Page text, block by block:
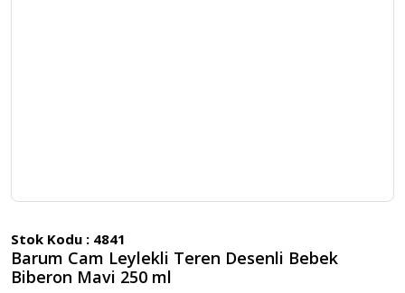
Stok Kodu : 4841
Barum Cam Leylekli Teren Desenli Bebek
Biberon Mavi 250 ml